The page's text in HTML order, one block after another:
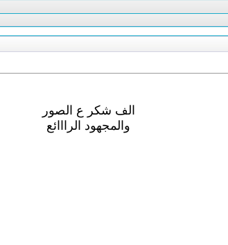
الف شكر ع الصور
والمجهود الرااائع